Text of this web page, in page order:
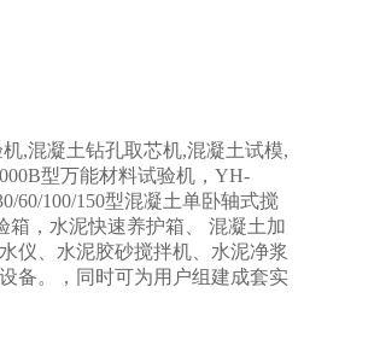
,混凝土钻孔取芯机,混凝土试模,
型万能材料试验机，YH-
60/100/150型混凝土单卧轴式搅
箱，水泥快速养护箱、 混凝土加
仪、水泥胶砂搅拌机、水泥净浆
备。，同时可为用户组建成套实